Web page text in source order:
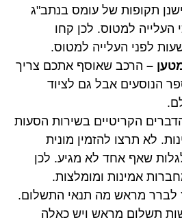
תקופות של עומס בנתב"ג
למטוס. לכן קחו
לפני העלייה למטוס.
– הרכב שאוסף אתכם צריך
הנוסעים אבל גם לציוד
הקריטיים בשירות הסעות
לא תרצו להזמין מונית
שאף אחד לא מגיע. לכן
אמינות ומומלצות.
לברר מראש מה תנאי התשלום.
תשלום מראש ויש כאלה